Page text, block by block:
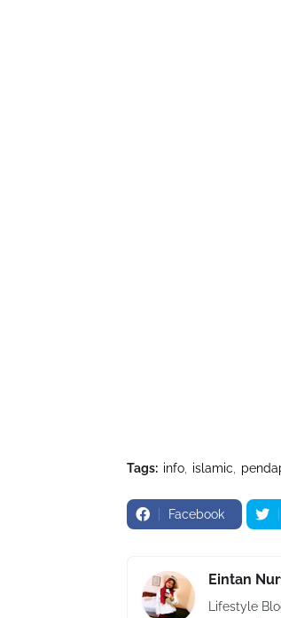
Tags: info islamic
Facebook
Eintan
Lifestyle